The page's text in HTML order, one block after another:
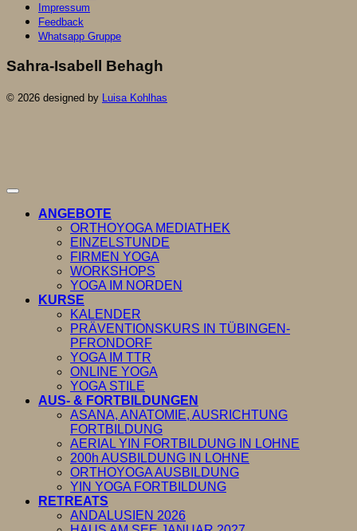
Impressum
Feedback
Whatsapp Gruppe
Sahra-Isabell Behagh
© 2026 designed by Luisa Kohlhas
ANGEBOTE
ORTHOYOGA MEDIATHEK
EINZELSTUNDE
FIRMEN YOGA
WORKSHOPS
YOGA IM NORDEN
KURSE
KALENDER
PRÄVENTIONSKURS IN TÜBINGEN-
PFRONDORF
YOGA IM TTR
ONLINE YOGA
YOGA STILE
AUS- & FORTBILDUNGEN
ASANA, ANATOMIE, AUSRICHTUNG
FORTBILDUNG
AERIAL YIN FORTBILDUNG IN LOHNE
200h AUSBILDUNG IN LOHNE
ORTHOYOGA AUSBILDUNG
YIN YOGA FORTBILDUNG
RETREATS
ANDALUSIEN 2026